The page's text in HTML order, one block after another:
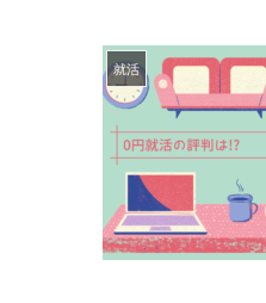
就活